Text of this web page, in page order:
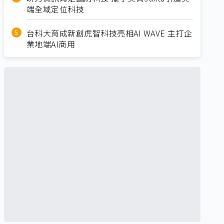
端全域定位科技
台科大育成新創虎智科技亮相AI WAVE 主打企
業地端AI商用